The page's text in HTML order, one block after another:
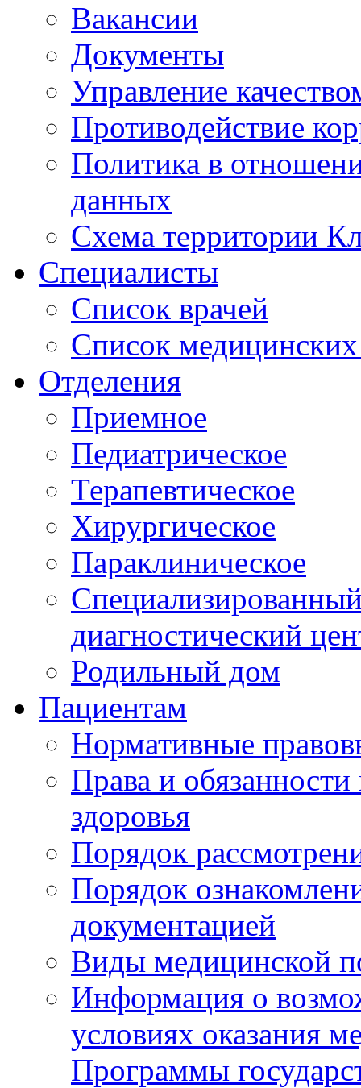
Вакансии
Документы
Управление
Противодействие
Политика в
данных
Схема территории
Специалисты
Список врачей
Список медицинских
Отделения
Приемное
Педиатрическое
Терапевтическое
Хирургическое
Параклиническое
диагностический
Родильный дом
Пациентам
Нормативные
Права и
здоровья
Порядок
Порядок
документацией
Виды медицинской
Информация о
условиях оказания
Программы